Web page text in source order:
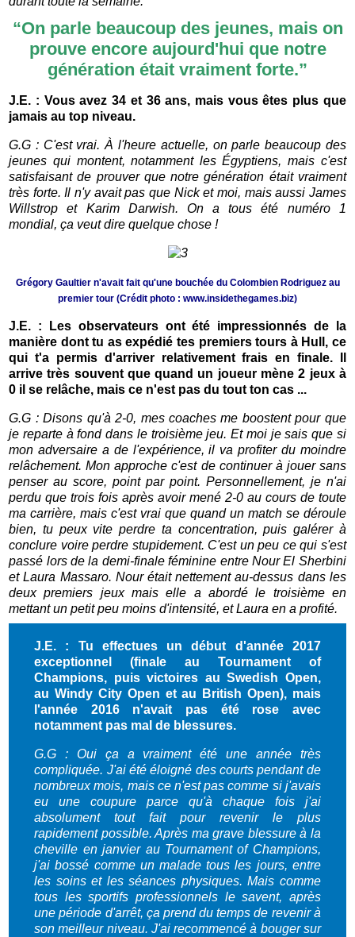
“On parle beaucoup des jeunes, mais on
prouve encore aujourd'hui que notre
génération était vraiment forte.”
J.E. : Vous avez 34 et 36 ans, mais vous êtes plus que
jamais au top niveau.
G.G : C'est vrai. À l'heure actuelle, on parle beaucoup des
jeunes qui montent, notamment les Égyptiens, mais c'est
satisfaisant de prouver que notre génération était vraiment
très forte. Il n'y avait pas que Nick et moi, mais aussi James
Willstrop et Karim Darwish. On a tous été numéro 1
mondial, ça veut dire quelque chose !
Grégory Gaultier n'avait fait qu'une bouchée du Colombien Rodriguez au
premier tour (Crédit photo : www.insidethegames.biz)
J.E. : Les observateurs ont été impressionnés de la
manière dont tu as expédié tes premiers tours à Hull, ce
qui t'a permis d'arriver relativement frais en finale. Il
arrive très souvent que quand un joueur mène 2 jeux à
0 il se relâche, mais ce n'est pas du tout ton cas ...
G.G : Disons qu'à 2-0, mes coaches me boostent pour que
je reparte à fond dans le troisième jeu. Et moi je sais que si
mon adversaire a de l'expérience, il va profiter du moindre
relâchement. Mon approche c'est de continuer à jouer sans
penser au score, point par point. Personnellement, je n'ai
perdu que trois fois après avoir mené 2-0 au cours de toute
ma carrière, mais c'est vrai que quand un match se déroule
bien, tu peux vite perdre ta concentration, puis galérer à
conclure voire perdre stupidement. C'est un peu ce qui s'est
passé lors de la demi-finale féminine entre Nour El Sherbini
et Laura Massaro. Nour était nettement au-dessus dans les
deux premiers jeux mais elle a abordé le troisième en
mettant un petit peu moins d'intensité, et Laura en a profité.
J.E. : Tu effectues un début d'année 2017
exceptionnel (finale au Tournament of
Champions, puis victoires au Swedish Open,
au Windy City Open et au British Open), mais
l'année 2016 n'avait pas été rose avec
notamment pas mal de blessures.
G.G : Oui ça a vraiment été une année très
compliquée. J'ai été éloigné des courts pendant de
nombreux mois, mais ce n'est pas comme si j'avais
eu une coupure parce qu'à chaque fois j'ai
absolument tout fait pour revenir le plus
rapidement possible. Après ma grave blessure à la
cheville en janvier au Tournament of Champions,
j'ai bossé comme un malade tous les jours, entre
les soins et les séances physiques. Mais comme
tous les sportifs professionnels le savent, après
une période d'arrêt, ça prend du temps de revenir à
son meilleur niveau. J'ai recommencé à bouger sur